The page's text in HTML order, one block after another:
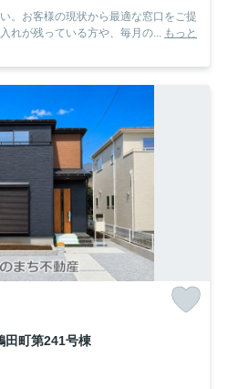
。お客様の現状から最適な窓口をご提
れが残っている方や、毎月の... もっと
田町第241号棟